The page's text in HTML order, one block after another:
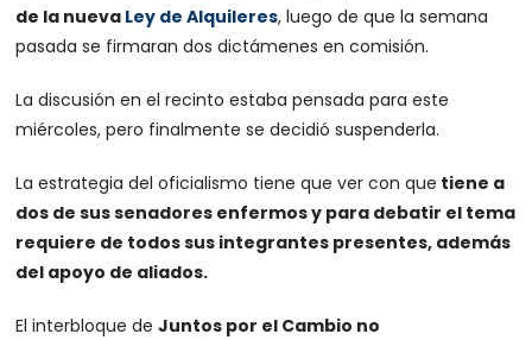
de la nueva Ley de Alquileres, luego de que la semana
pasada se firmaran dos dictámenes en comisión.
La discusión en el recinto estaba pensada para este
miércoles, pero finalmente se decidió suspenderla.
La estrategia del oficialismo tiene que ver con que tiene a
dos de sus senadores enfermos y para debatir el tema
requiere de todos sus integrantes presentes, además
del apoyo de aliados.
El interbloque deJuntos por el Cambio no